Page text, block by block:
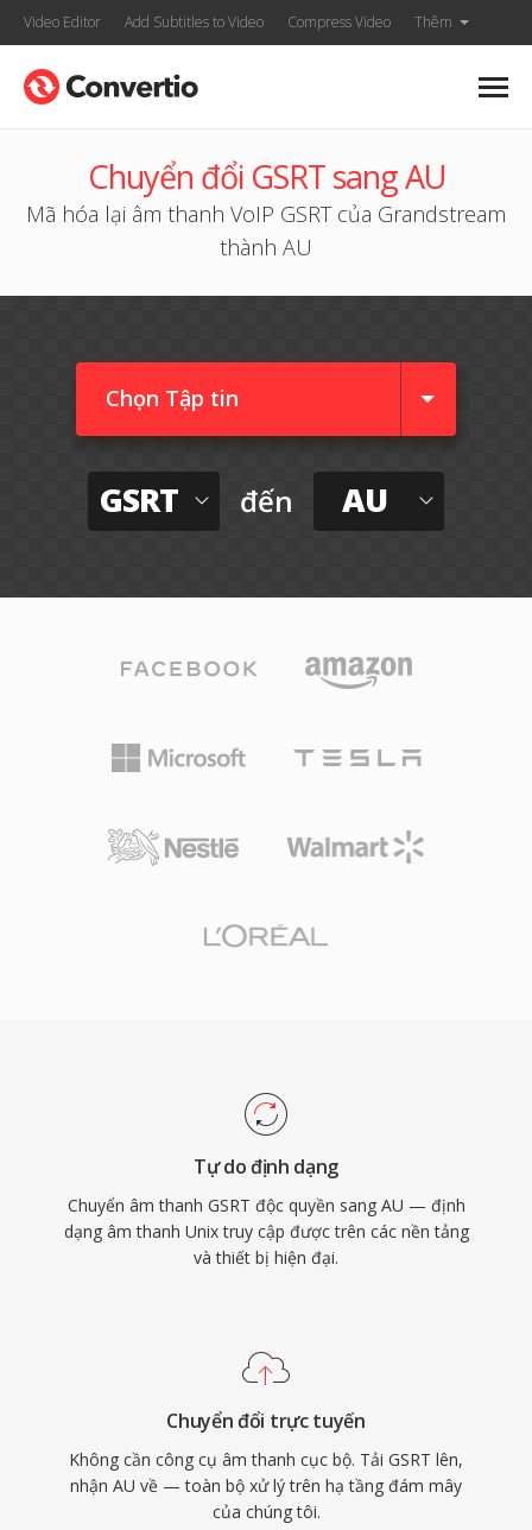
Video Editor Add Subtitles to Video Compress Video Thêm
Chuyển đổi GSRT sang AU
Mã hóa lại âm thanh VoIP GSRT của Grandstream
thành AU
Chọn Tập tin
GSRT đến AU
Tự do định dạng
Chuyển âm thanh GSRT độc quyền sang AU — định
dạng âm thanh Unix truy cập được trên các nền tảng
và thiết bị hiện đại.
Chuyển đổi trực tuyến
Không cần công cụ âm thanh cục bộ. Tải GSRT lên,
nhận AU về — toàn bộ xử lý trên hạ tầng đám mây
của chúng tôi.